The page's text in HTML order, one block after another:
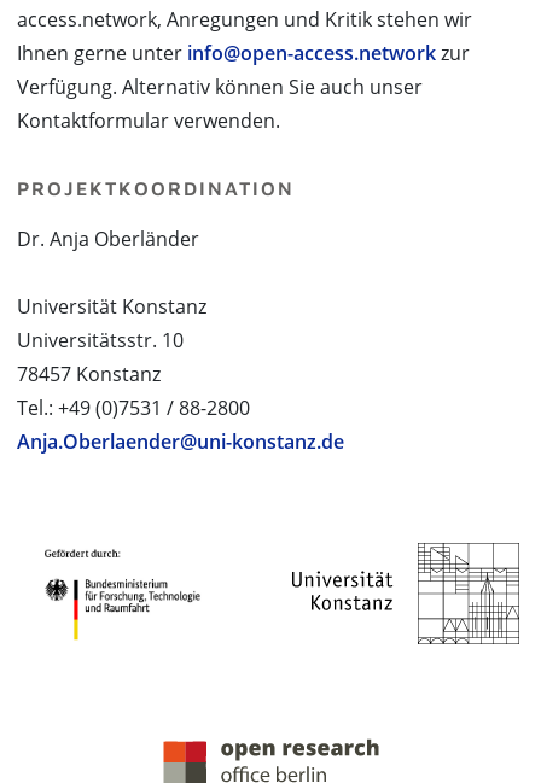
access.network, Anregungen und Kritik stehen wir
Ihnen gerne unter info@open-access.networkzur
Verfügung. Alternativ können Sie auch unser
Kontaktformular verwenden.
PROJEKTKOORDINATION
Dr. Anja Oberländer
Universität Konstanz
Universitätsstr. 10
78457 Konstanz
Tel.: +49 (0)7531 / 88-2800
Anja.Oberlaender@uni-konstanz.de